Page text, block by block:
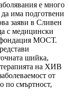
е много
има подготвени
заяви в Сливен
с медицински
фондация МОСТ.
шийка,
на ХИВ
от
по смъртност,